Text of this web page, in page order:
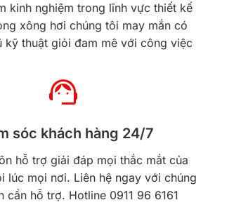
kinh nghiệm trong lĩnh vực thiết kế
xông hơi chúng tôi may mắn có
kỹ thuật giỏi đam mê với công việc
sóc khách hàng 24/7
hỗ trợ giải đáp mọi thắc mắt của
lúc mọi nơi. Liên hệ ngay với chúng
cần hỗ trợ. Hotline 0911 96 6161